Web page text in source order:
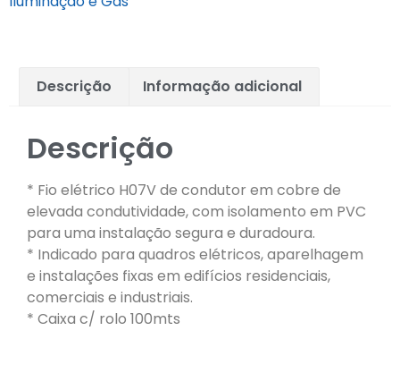
Descrição Informação adicional
Descrição
* Fio elétrico H07V de condutor em cobre de
elevada condutividade, com isolamento em PVC
para uma instalação segura e duradoura.
* Indicado para quadros elétricos, aparelhagem
e instalações fixas em edifícios residenciais,
comerciais e industriais.
* Caixa c/ rolo 100mts